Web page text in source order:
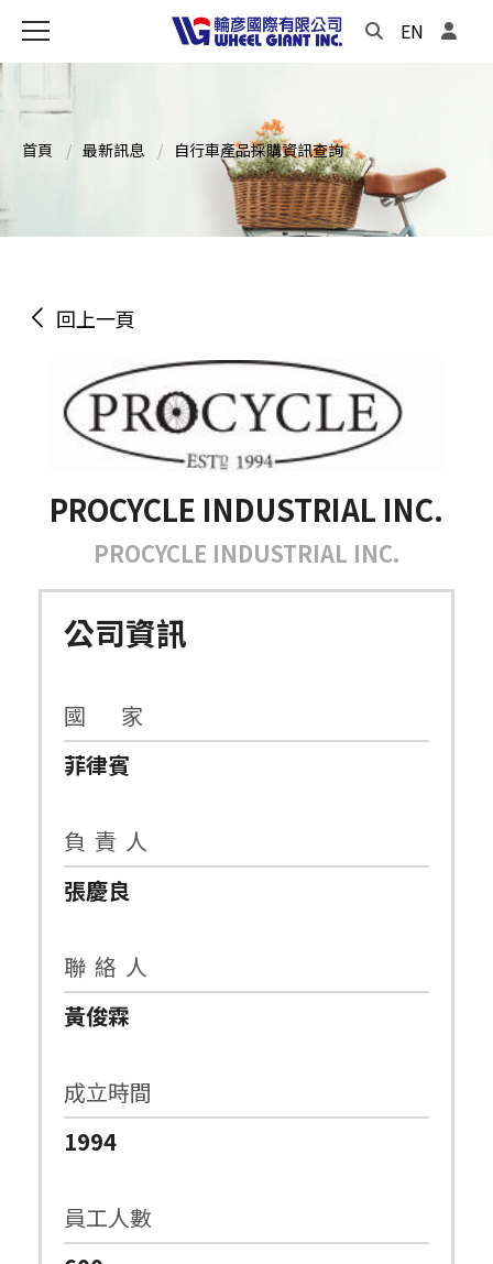
EN
首頁 最新訊息 自行車產品採購資訊查詢
回上一頁
PROCYCLE INDUSTRIAL INC.
PROCYCLE INDUSTRIAL INC.
公司資訊
國 家
菲律賓
負 責 人
張慶良
聯 絡 人
黃俊霖
成立時間
1994
員工人數